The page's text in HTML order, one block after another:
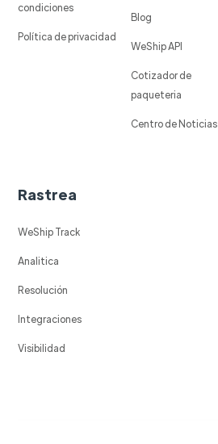
condiciones
Política de privacidad
Blog
WeShip API
Cotizador de
paqueteria
Centro de Noticias
Rastrea
WeShip Track
Analitica
Resolución
Integraciones
Visibilidad